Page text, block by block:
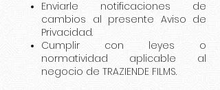
Enviarle notificaciones de
cambios al presente Aviso de
Privacidad.
Cumplir con leyes o
normatividad aplicable al
negocio de TRAZIENDE FILMS.